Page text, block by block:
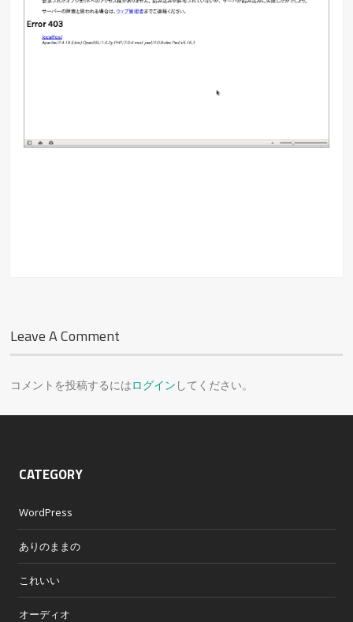
Leave A Comment
コメントを投稿するにはログイン してください。
CATEGORY
WordPress
ありのままの
これいい
オーディオ